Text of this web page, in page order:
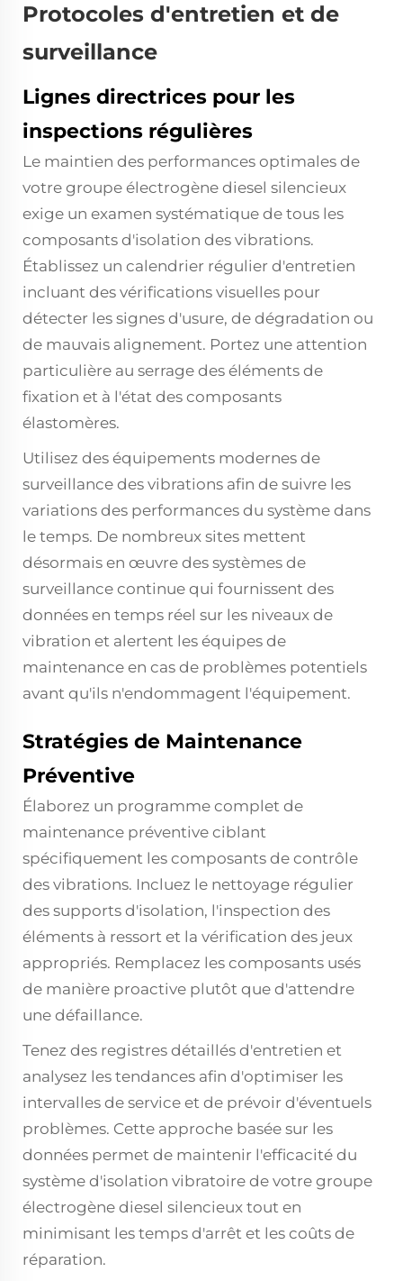
Protocoles d'entretien et de
surveillance
Lignes directrices pour les
inspections régulières
Le maintien des performances optimales de
votre groupe électrogène diesel silencieux
exige un examen systématique de tous les
composants d'isolation des vibrations.
Établissez un calendrier régulier d'entretien
incluant des vérifications visuelles pour
détecter les signes d'usure, de dégradation ou
de mauvais alignement. Portez une attention
particulière au serrage des éléments de
fixation et à l'état des composants
élastomères.
Utilisez des équipements modernes de
surveillance des vibrations afin de suivre les
variations des performances du système dans
le temps. De nombreux sites mettent
désormais en œuvre des systèmes de
surveillance continue qui fournissent des
données en temps réel sur les niveaux de
vibration et alertent les équipes de
maintenance en cas de problèmes potentiels
avant qu'ils n'endommagent l'équipement.
Stratégies de Maintenance
Préventive
Élaborez un programme complet de
maintenance préventive ciblant
spécifiquement les composants de contrôle
des vibrations. Incluez le nettoyage régulier
des supports d'isolation, l'inspection des
éléments à ressort et la vérification des jeux
appropriés. Remplacez les composants usés
de manière proactive plutôt que d'attendre
une défaillance.
Tenez des registres détaillés d'entretien et
analysez les tendances afin d'optimiser les
intervalles de service et de prévoir d'éventuels
problèmes. Cette approche basée sur les
données permet de maintenir l'efficacité du
système d'isolation vibratoire de votre groupe
électrogène diesel silencieux tout en
minimisant les temps d'arrêt et les coûts de
réparation.